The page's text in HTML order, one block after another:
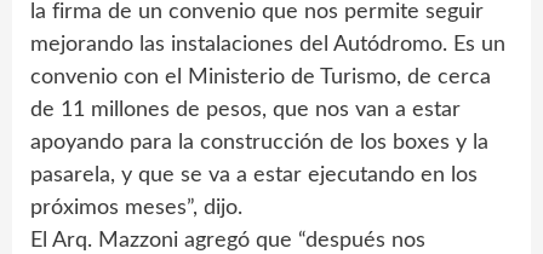
la firma de un convenio que nos permite seguir
mejorando las instalaciones del Autódromo. Es un
convenio con el Ministerio de Turismo, de cerca
de 11 millones de pesos, que nos van a estar
apoyando para la construcción de los boxes y la
pasarela, y que se va a estar ejecutando en los
próximos meses”, dijo.
El Arq. Mazzoni agregó que “después nos